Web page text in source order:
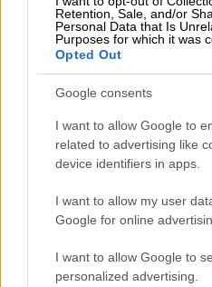
Retention, Sale, and/or
Personal Data that Is
Purposes for which it was
Opted Out
Google consents
I want to allow Google to
related to advertising like
device identifiers in apps.
I want to allow my user
Google for online
I want to allow Google to
personalized advertising.
Ομαλά εξελίχθηκε η
της Ελευσίνας.
στοιχεία,39.000
τα διόδια της
έως τις 18:00 το χθες
αντίστοιχο νούμερο
Αφιδνών είναι λίγο
, με τους
ότι η κυκλοφορία θα
κατά τη διάρκεια της